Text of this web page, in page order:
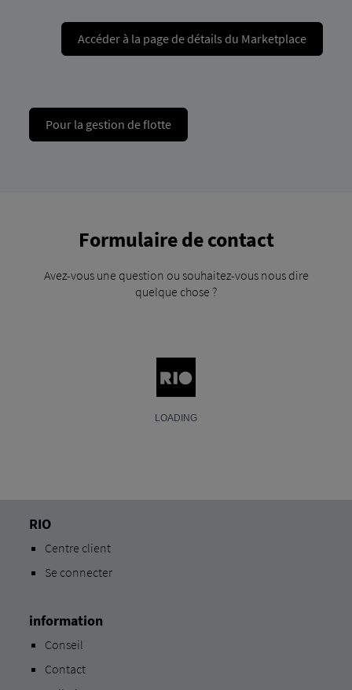
Accéder à la page de détails du Marketplace
Pour la gestion de flotte
Formulaire de contact
Avez-vous une question ou souhaitez-vous nous dire
quelque chose ?
RIO
Centre client
Se connecter
information
Conseil
Contact